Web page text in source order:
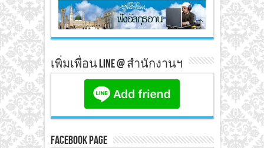
เพิ่มเพื่อน line @ สำนักงานฯ
Facebook Page